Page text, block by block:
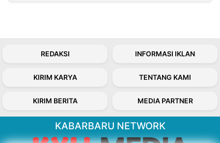
REDAKSI INFORMASI IKLAN
KIRIM KARYA TENTANG KAMI
KIRIM BERITA MEDIA PARTNER
KABARBARU NETWORK